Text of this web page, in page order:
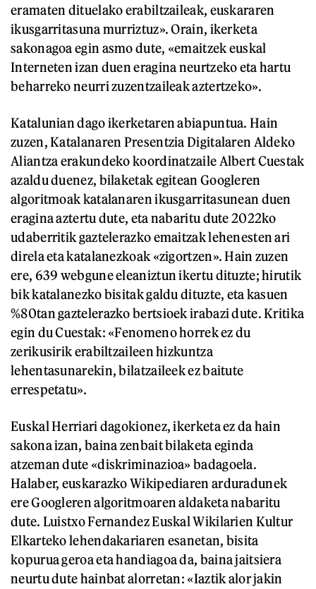
eramaten dituelako erabiltzaileak, euskararen
ikusgarritasuna murriztuz». Orain, ikerketa
sakonagoa egin asmo dute, «emaitzek euskal
Interneten izan duen eragina neurtzeko eta hartu
beharreko neurri zuzentzaileak aztertzeko».
Katalunian dago ikerketaren abiapuntua. Hain
zuzen, Katalanaren Presentzia Digitalaren Aldeko
Aliantza erakundeko koordinatzaile Albert Cuestak
azaldu duenez, bilaketak egitean Googleren
algoritmoak katalanaren ikusgarritasunean duen
eragina aztertu dute, eta nabaritu dute 2022ko
udaberritik gaztelerazko emaitzak lehenesten ari
direla eta katalanezkoak «zigortzen». Hain zuzen
ere, 639 webgune eleaniztun ikertu dituzte; hirutik
bik katalanezko bisitak galdu dituzte, eta kasuen
%80tan gaztelerazko bertsioek irabazi dute. Kritika
egin du Cuestak: «Fenomeno horrek ez du
zerikusirik erabiltzaileen hizkuntza
lehentasunarekin, bilatzaileek ez baitute
errespetatu».
Euskal Herriari dagokionez, ikerketa ez da hain
sakona izan, baina zenbait bilaketa eginda
atzeman dute «diskriminazioa» badagoela.
Halaber, euskarazko Wikipediaren arduradunek
ere Googleren algoritmoaren aldaketa nabaritu
dute. Luistxo Fernandez Euskal Wikilarien Kultur
Elkarteko lehendakariaren esanetan, bisita
kopurua geroa eta handiagoa da, baina jaitsiera
neurtu dute hainbat alorretan: «Iaztik alor jakin